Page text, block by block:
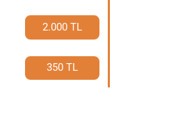
2.000 TL
350 TL